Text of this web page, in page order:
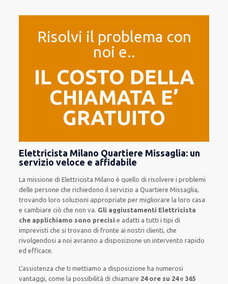
Risolvi il problema con
noi e..
IL COSTO DELLA
CHIAMATA E’
GRATUITO
Elettricista Milano Quartiere Missaglia: un
servizio veloce e affidabile
La missione di Elettricista Milano è quello di risolvere i problemi
delle persone cherichiedono il servizio a Quartiere Missaglia,
trovando loro soluzioni appropriate per migliorare la loro casa
e cambiare ciò che non va. Gli aggiustamenti Elettricista
che applichiamo sono precisi e adatti a tutti i tipi di
imprevisti che si trovano di fronte ai nostri clienti, che
rivolgendosi a noi avranno a disposizione un interventorapido
ed efficace.
L’assistenza che timettiamo a disposizione ha numerosi
vantaggi, come la possibilità di chiamare 24 ore su 24e 365